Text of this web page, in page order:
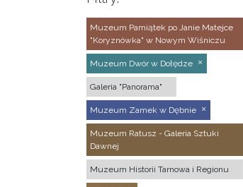
Muzeum Pamiątek po Janie Matejce
"Koryznówka" w Nowym Wiśniczu
Muzeum Dwór w Dołędze
Galeria "Panorama"
Muzeum Zamek w Dębnie
Muzeum Ratusz - Galeria Sztuki
Dawnej
Muzeum Historii Tarnowa i Regionu